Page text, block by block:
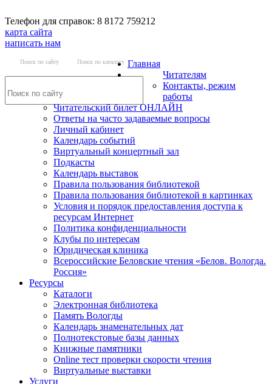
Телефон для справок: 8 8172 759212
карта сайта
написать нам
Поиск по сайту Поиск по каталогу Главная
Читателям
Контакты, режим
работы
Читательский билет ОНЛАЙН
Ответы на часто задаваемые вопросы
Личный кабинет
Календарь событий
Виртуальный концертный зал
Подкасты
Календарь выставок
Правила пользования библиотекой
Правила пользования библиотекой в картинках
Условия и порядок предоставления доступа к
ресурсам Интернет
Политика конфиденциальности
Клубы по интересам
Юридическая клиника
Всероссийские Беловские чтения «Белов. Вологда.
Россия»
Ресурсы
Каталоги
Электронная библиотека
Память Вологды
Календарь знаменательных дат
Полнотекстовые базы данных
Книжные памятники
Online тест проверки скорости чтения
Виртуальные выставки
Услуги